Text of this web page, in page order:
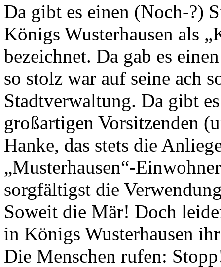
Da gibt es einen (Noch-?)
Königs Wusterhausen als
bezeichnet. Da gab es
so stolz war auf seine ach
Stadtverwaltung. Da gibt
großartigen Vorsitzenden
Hanke, das stets die
„Musterhausen“-
sorgfältigst die
Soweit die Mär! Doch
in Königs Wusterhausen
Die Menschen rufen: